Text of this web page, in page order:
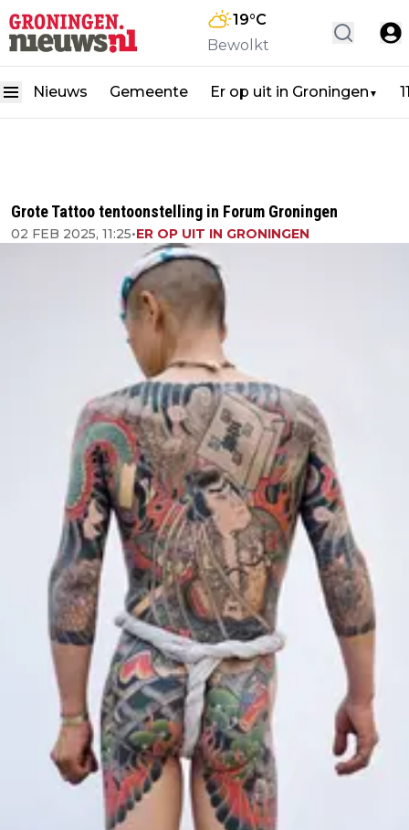
19°C
Bewolkt
Nieuws Gemeente Er op uit in Groningen ▼
Grote Tattoo tentoonstelling in Forum Groningen
02 FEB 2025, 11:25•ER OP UIT IN GRONINGEN